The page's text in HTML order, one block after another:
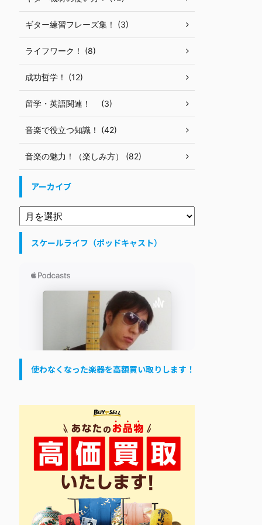
ギター練習フレーズ集！ (3)
ライフワーク！ (8)
成功哲学！ (12)
留学・英語関連！ (3)
音楽で役立つ知識！ (42)
音楽の魅力！（楽しみ方） (82)
アーカイブ
スケールライフ（ポッドキャスト）
使わなくなった楽器を高額買い取りします！